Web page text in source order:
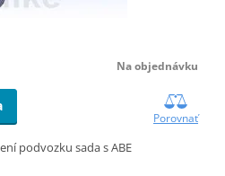
Na objednávku
Porovnať
podvozku sada s ABE